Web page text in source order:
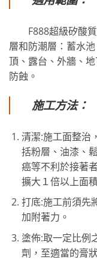
F888超級矽酸質
層和防潮層：蓄水
頂、露台、外牆、
防蝕。
施工方法：
清潔:施工面整治
括粉層、油漆、
癌等不利於接著
擴大１倍以上面
打底:施工前須先
加附著力。
塗佈:取一定比例
劑，至適當的膏